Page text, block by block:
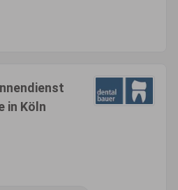
in Köln